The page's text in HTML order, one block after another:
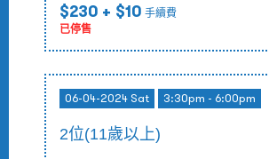
$230 + $10 手續費
已停售
06-04-2024 Sat 3:30pm - 6:00pm
2位(11歲以上)